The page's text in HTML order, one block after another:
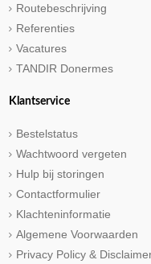
Routebeschrijving
Referenties
Vacatures
TANDIR Donermes
Klantservice
Bestelstatus
Wachtwoord vergeten
Hulp bij storingen
Contactformulier
Klachteninformatie
Algemene Voorwaarden
Privacy Policy &